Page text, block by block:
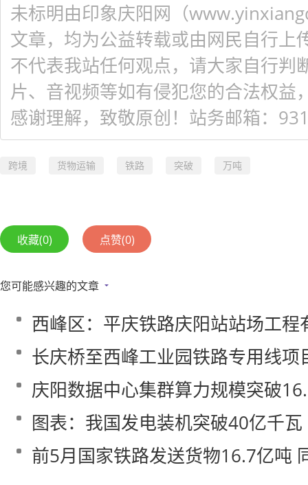
未标明由印象庆阳网（
文章，均为公益转载或由网民自行上
不代表我站任何观点，请大家自行判
片、音视频等如有侵犯您的合法权益
感谢理解，致敬原创！站务邮箱：
跨境 货物运输 铁路 突破 万吨
收藏(0) 点赞(0)
您可能感兴趣的文章
西峰区：平庆铁路庆阳站站场工程
长庆桥至西峰工业园铁路专用线项
庆阳数据中心集群算力规模突破
图表：我国发电装机突破40亿千
前5月国家铁路发送货物16.7亿吨